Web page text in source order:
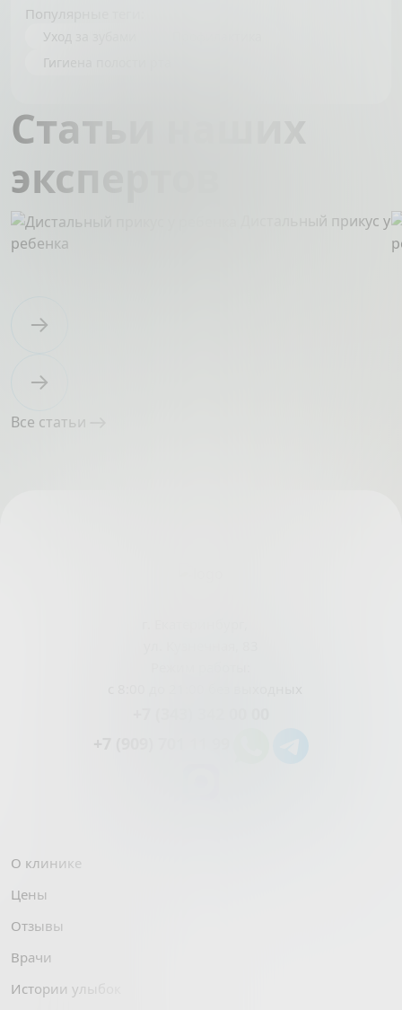
Популярные теги:
Уход за зубами
Гигиена полости рта
Статьи наших
экспертов
Дистальный прикус у
ребенка
Все статьи
О клинике
Цены
Отзывы
Врачи
Истории улыбок